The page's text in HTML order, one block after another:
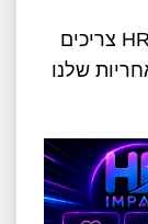
HR צריכים
שלנו